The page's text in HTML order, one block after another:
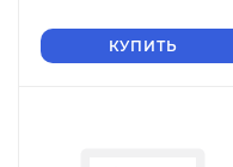
КУПИТЬ